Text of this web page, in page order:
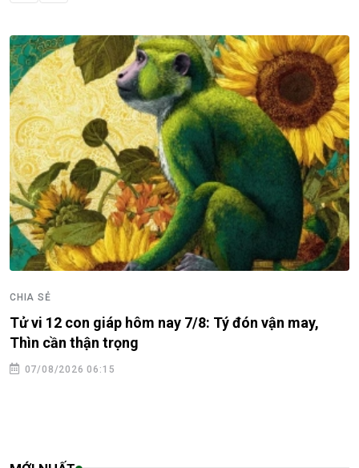
CHIA SẺ
Tử vi 12 con giáp hôm nay 7/8: Tý đón vận may,
Thìn cần thận trọng
07/08/2026 06:15